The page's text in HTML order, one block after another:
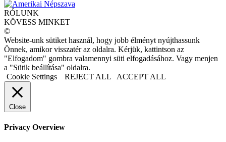
RÓLUNK
KÖVESS MINKET
©
Website-unk sütiket használ, hogy jobb élményt nyújthassunk
Önnek, amikor visszatér az oldalra. Kérjük, kattintson az
"Elfogadom" gombra valamennyi süti elfogadásához. Vagy menjen
a "Sütik beállítása" oldalra.
Cookie Settings
REJECT ALL ACCEPT ALL
Close
Privacy Overview